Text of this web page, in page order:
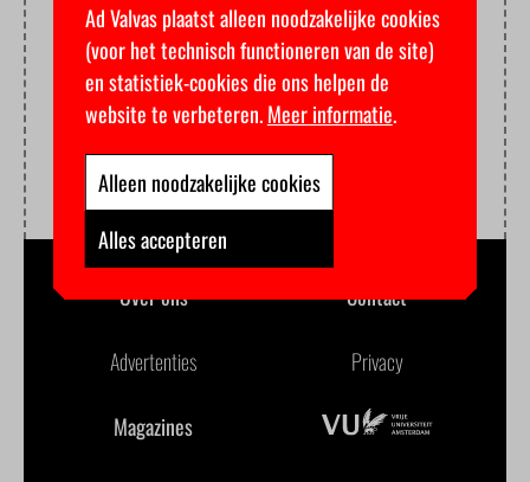
Over ons Contact
Advertenties Privacy
Magazines
Ad Valvas plaatst alleen noodzakelijke cookies
(voor het technisch functioneren van de site)
en statistiek-cookies die ons helpen de
website te verbeteren.Meer informatie.
Alleen noodzakelijke cookies
Alles accepteren